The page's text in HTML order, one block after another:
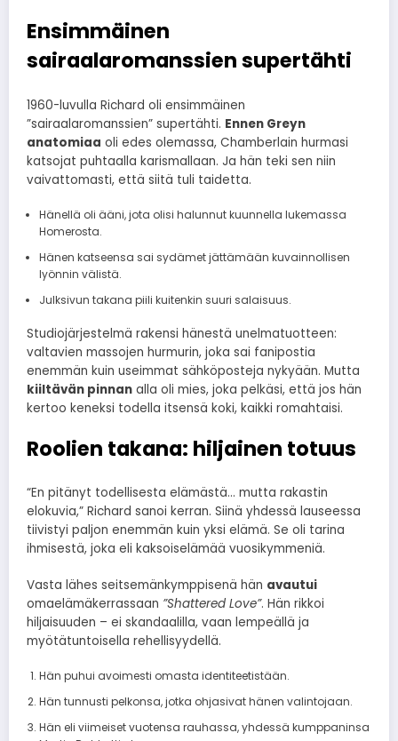
Ensimmäinen
sairaalaromanssien supertähti
1960-luvulla Richard oli ensimmäinen
”sairaalaromanssien” supertähti. Ennen Greyn
anatomiaa oli edes olemassa, Chamberlain hurmasi
katsojat puhtaalla karismallaan. Ja hän teki sen niin
vaivattomasti, että siitä tuli taidetta.
Hänellä oli ääni, jota olisi halunnut kuunnella lukemassa
Homerosta.
Hänen katseensa sai sydämet jättämään kuvainnollisen
lyönnin välistä.
Julksivun takana piili kuitenkin suuri salaisuus.
Studiojärjestelmä rakensi hänestä unelmatuotteen:
valtavien massojen hurmurin, joka sai fanipostia
enemmän kuin useimmat sähköposteja nykyään. Mutta
kiiltävän pinnan alla oli mies, joka pelkäsi, että jos hän
kertoo keneksi todella itsensä koki, kaikki romahtaisi.
Roolien takana: hiljainen totuus
“En pitänyt todellisesta elämästä… mutta rakastin
elokuvia,” Richard sanoi kerran. Siinä yhdessä lauseessa
tiivistyi paljon enemmän kuin yksi elämä. Se oli tarina
ihmisestä, joka eli kaksoiselämää vuosikymmeniä.
Vasta lähes seitsemänkymppisenä hän avautui
omaelämäkerrassaan ”Shattered Love”. Hän rikkoi
hiljaisuuden – ei skandaalilla, vaan lempeällä ja
myötätuntoisella rehellisyydellä.
Hän puhui avoimesti omasta identiteetistään.
Hän tunnusti pelkonsa, jotka ohjasivat hänen valintojaan.
Hän eli viimeiset vuotensa rauhassa, yhdessä kumppaninsa